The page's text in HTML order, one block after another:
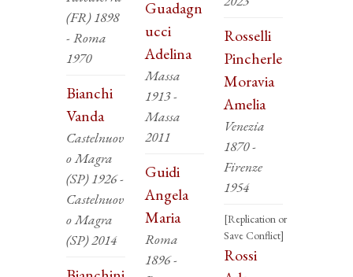
(FR) 1898
- Roma
1970
Bianchi
Vanda
Castelnuov
o Magra
(SP) 1926 -
Castelnuov
o Magra
(SP) 2014
Guadagn
ucci
Adelina
Massa
1913 -
Massa
2011
Guidi
Angela
Maria
Roma
1896 -
Rosselli
Pincherle
Moravia
Amelia
Venezia
1870 -
Firenze
1954
[Replication or
Save Conflict]
Rossi